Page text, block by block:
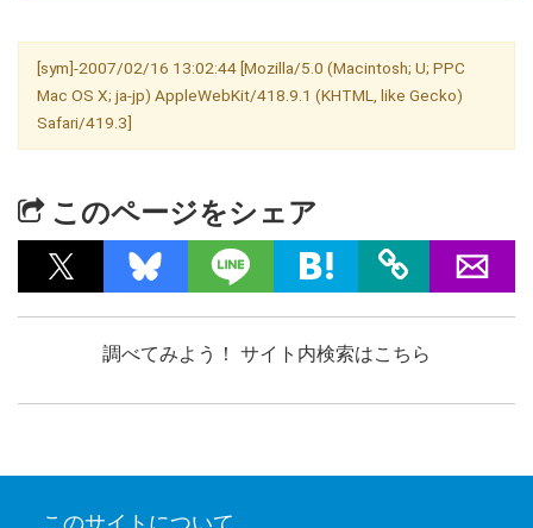
[sym]-2007/02/16 13:02:44 [Mozilla/5.0 (Macintosh; U; PPC
Mac OS X; ja-jp) AppleWebKit/418.9.1 (KHTML, like Gecko)
Safari/419.3]
このページをシェア
調べてみよう！ サイト内検索はこちら
このサイトについて